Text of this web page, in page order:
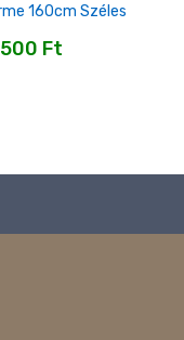
160cm Széles
Ft